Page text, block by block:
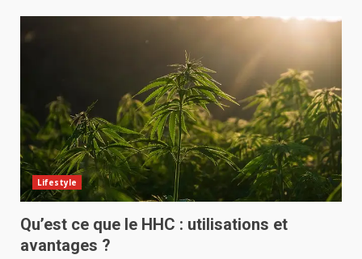
Lifestyle
Qu’est ce que le HHC : utilisations et
avantages ?